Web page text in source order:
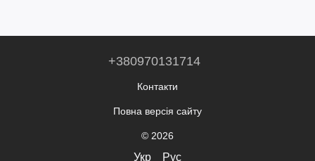
+380970131714
Контакти
Повна версія сайту
© 2026
Укр Рус